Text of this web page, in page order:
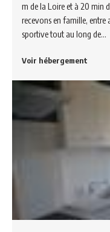
m de la Loire et à 20 min
recevons en famille,
sportive tout au long de…
Voir hébergement